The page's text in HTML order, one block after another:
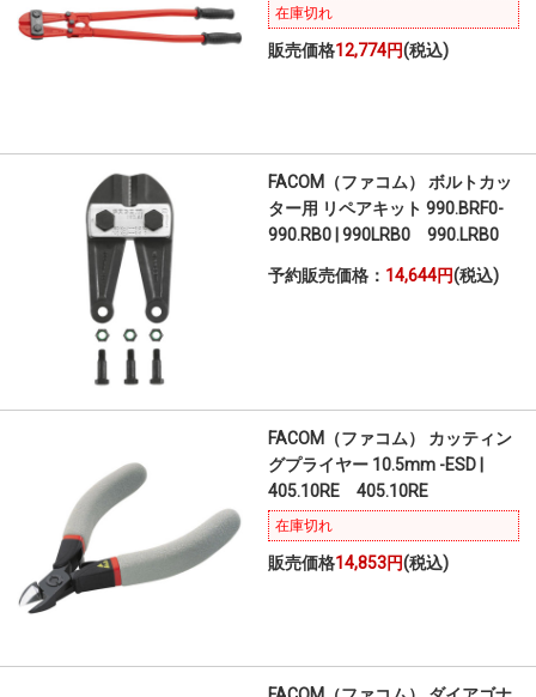
在庫切れ
販売価格12,774円(税込)
FACOM（ファコム） ボルトカッ
ター用 リペアキット 990.BRF0-
990.RB0 | 990LRB0 990.LRB0
予約販売価格： 14,644円(税込)
FACOM（ファコム） カッティン
グプライヤー 10.5mm -ESD |
405.10RE 405.10RE
在庫切れ
販売価格14,853円(税込)